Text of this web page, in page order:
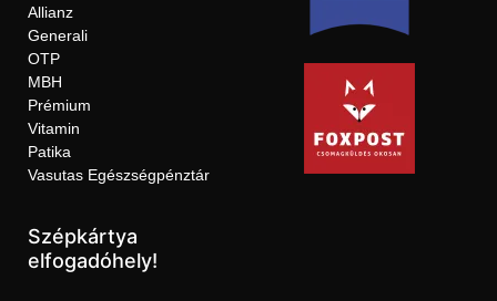
Allianz
Generali
OTP
MBH
Prémium
Vitamin
Patika
Vasutas Egészségpénztár
Szépkártya
elfogadóhely!